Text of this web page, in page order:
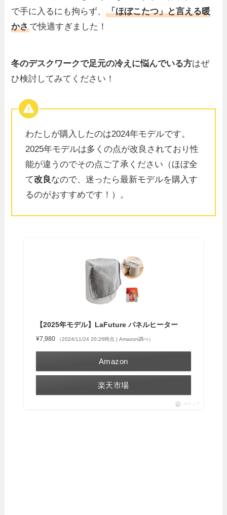
で手に入るにも拘らず、「ほぼこたつ」と言える暖
かさで快適すぎました！
冬のデスクワークで足元の冷えに悩んでいる方はぜ
ひ検討してみてください！
わたしが購入したのは2024年モデルです。
2025年モデルは多くの点が改良されており性
能が違うのでその点ご了承ください（ほぼ全
て改良なので、迷ったら最新モデルを購入す
るのがおすすめです！）。
【2025年モデル】LaFuture パネルヒーター
¥7,980 （2024/11/24 20:26時点 | Amazon調べ）
Amazon
楽天市場
ポチップ